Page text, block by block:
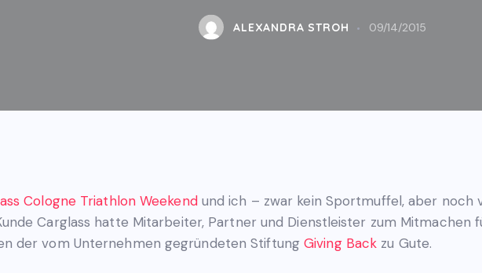
ALEXANDRA STROH 09/14/2015
Cologne Triathlon Weekendund ich – zwar kein Sportmuffel, aber noch
Carglass hatte Mitarbeiter, Partner und Dienstleister zum
der vom Unternehmen gegründeten StiftungGiving Back zu Gute.